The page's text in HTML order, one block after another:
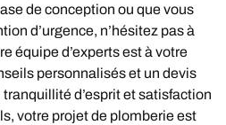
de conception ou que vous
d’urgence, n’hésitez pas à
équipe d’experts est à votre
personnalisés et un devis
d’esprit et satisfaction
votre projet de plomberie est